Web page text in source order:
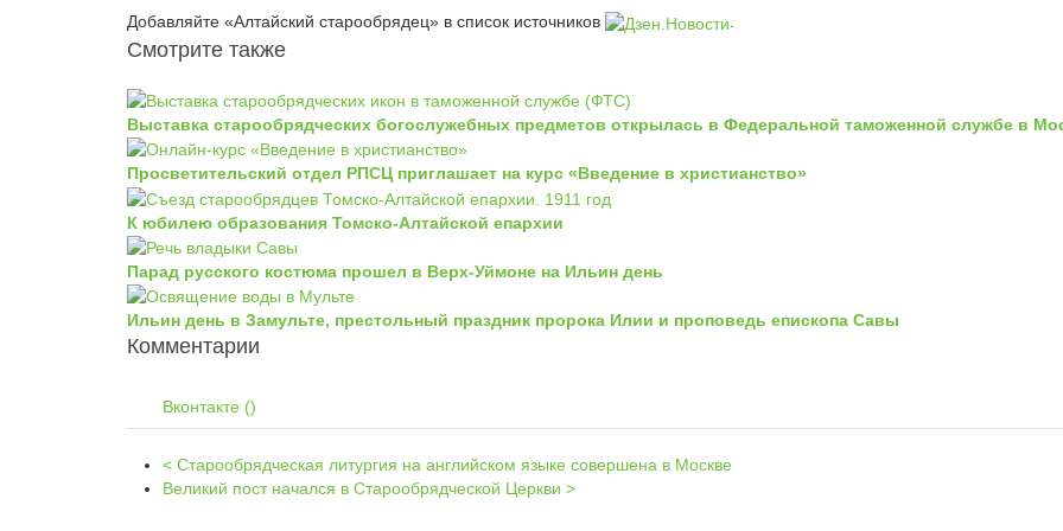
Добавляйте «Алтайский старообрядец» в список источников .
Смотрите также
Выставка старообрядческих богослужебных предметов открылась в Федеральной таможенной службе в
Просветительский отдел РПСЦ приглашает на курс «Введение в христианство»
К юбилею образования Томско-Алтайской епархии
Парад русского костюма прошел в Верх-Уймоне на Ильин день
Ильин день в Замульте, престольный праздник пророка Илии и проповедь епископа Савы
Комментарии
Вконтакте ()
< Старообрядческая литургия на английском языке совершена в Москве
Великий пост начался в Старообрядческой Церкви >